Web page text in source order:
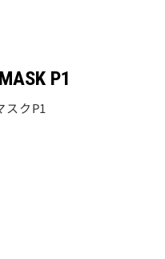
P1
スクP1